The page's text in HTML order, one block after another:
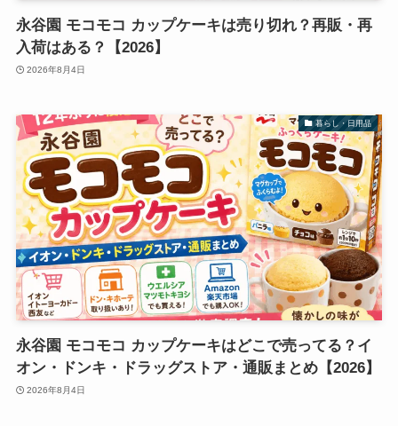
永谷園 モコモコ カップケーキは売り切れ？再販・再
入荷はある？【2026】
2026年8月4日
暮らし・日用品
永谷園 モコモコ カップケーキはどこで売ってる？イ
オン・ドンキ・ドラッグストア・通販まとめ【2026】
2026年8月4日